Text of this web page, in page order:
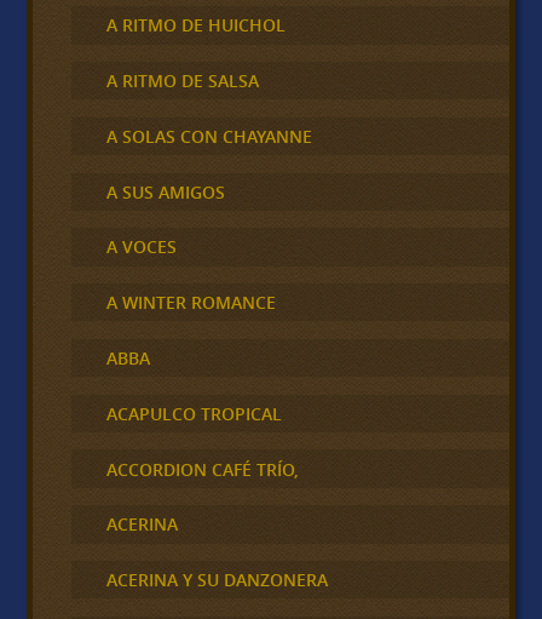
A RITMO DE HUICHOL
A RITMO DE SALSA
A SOLAS CON CHAYANNE
A SUS AMIGOS
A VOCES
A WINTER ROMANCE
ABBA
ACAPULCO TROPICAL
ACCORDION CAFÉ TRÍO,
ACERINA
ACERINA Y SU DANZONERA